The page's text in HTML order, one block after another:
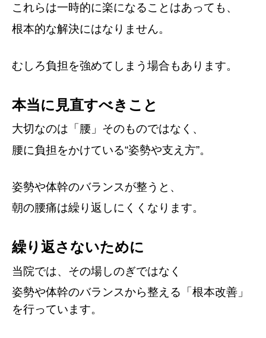
これらは一時的に楽になることはあっても、
根本的な解決にはなりません。
むしろ負担を強めてしまう場合もあります。
本当に見直すべきこと
大切なのは「腰」そのものではなく、
腰に負担をかけている“姿勢や支え方”。
姿勢や体幹のバランスが整うと、
朝の腰痛は繰り返しにくくなります。
繰り返さないために
当院では、その場しのぎではなく
姿勢や体幹のバランスから整える「根本改善」
を行っています。